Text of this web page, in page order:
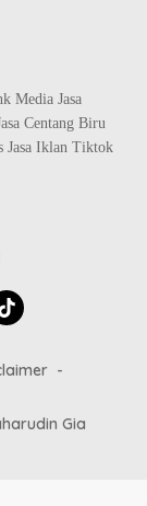
Media Jasa
Centang Biru
Jasa Iklan Tiktok
Gia